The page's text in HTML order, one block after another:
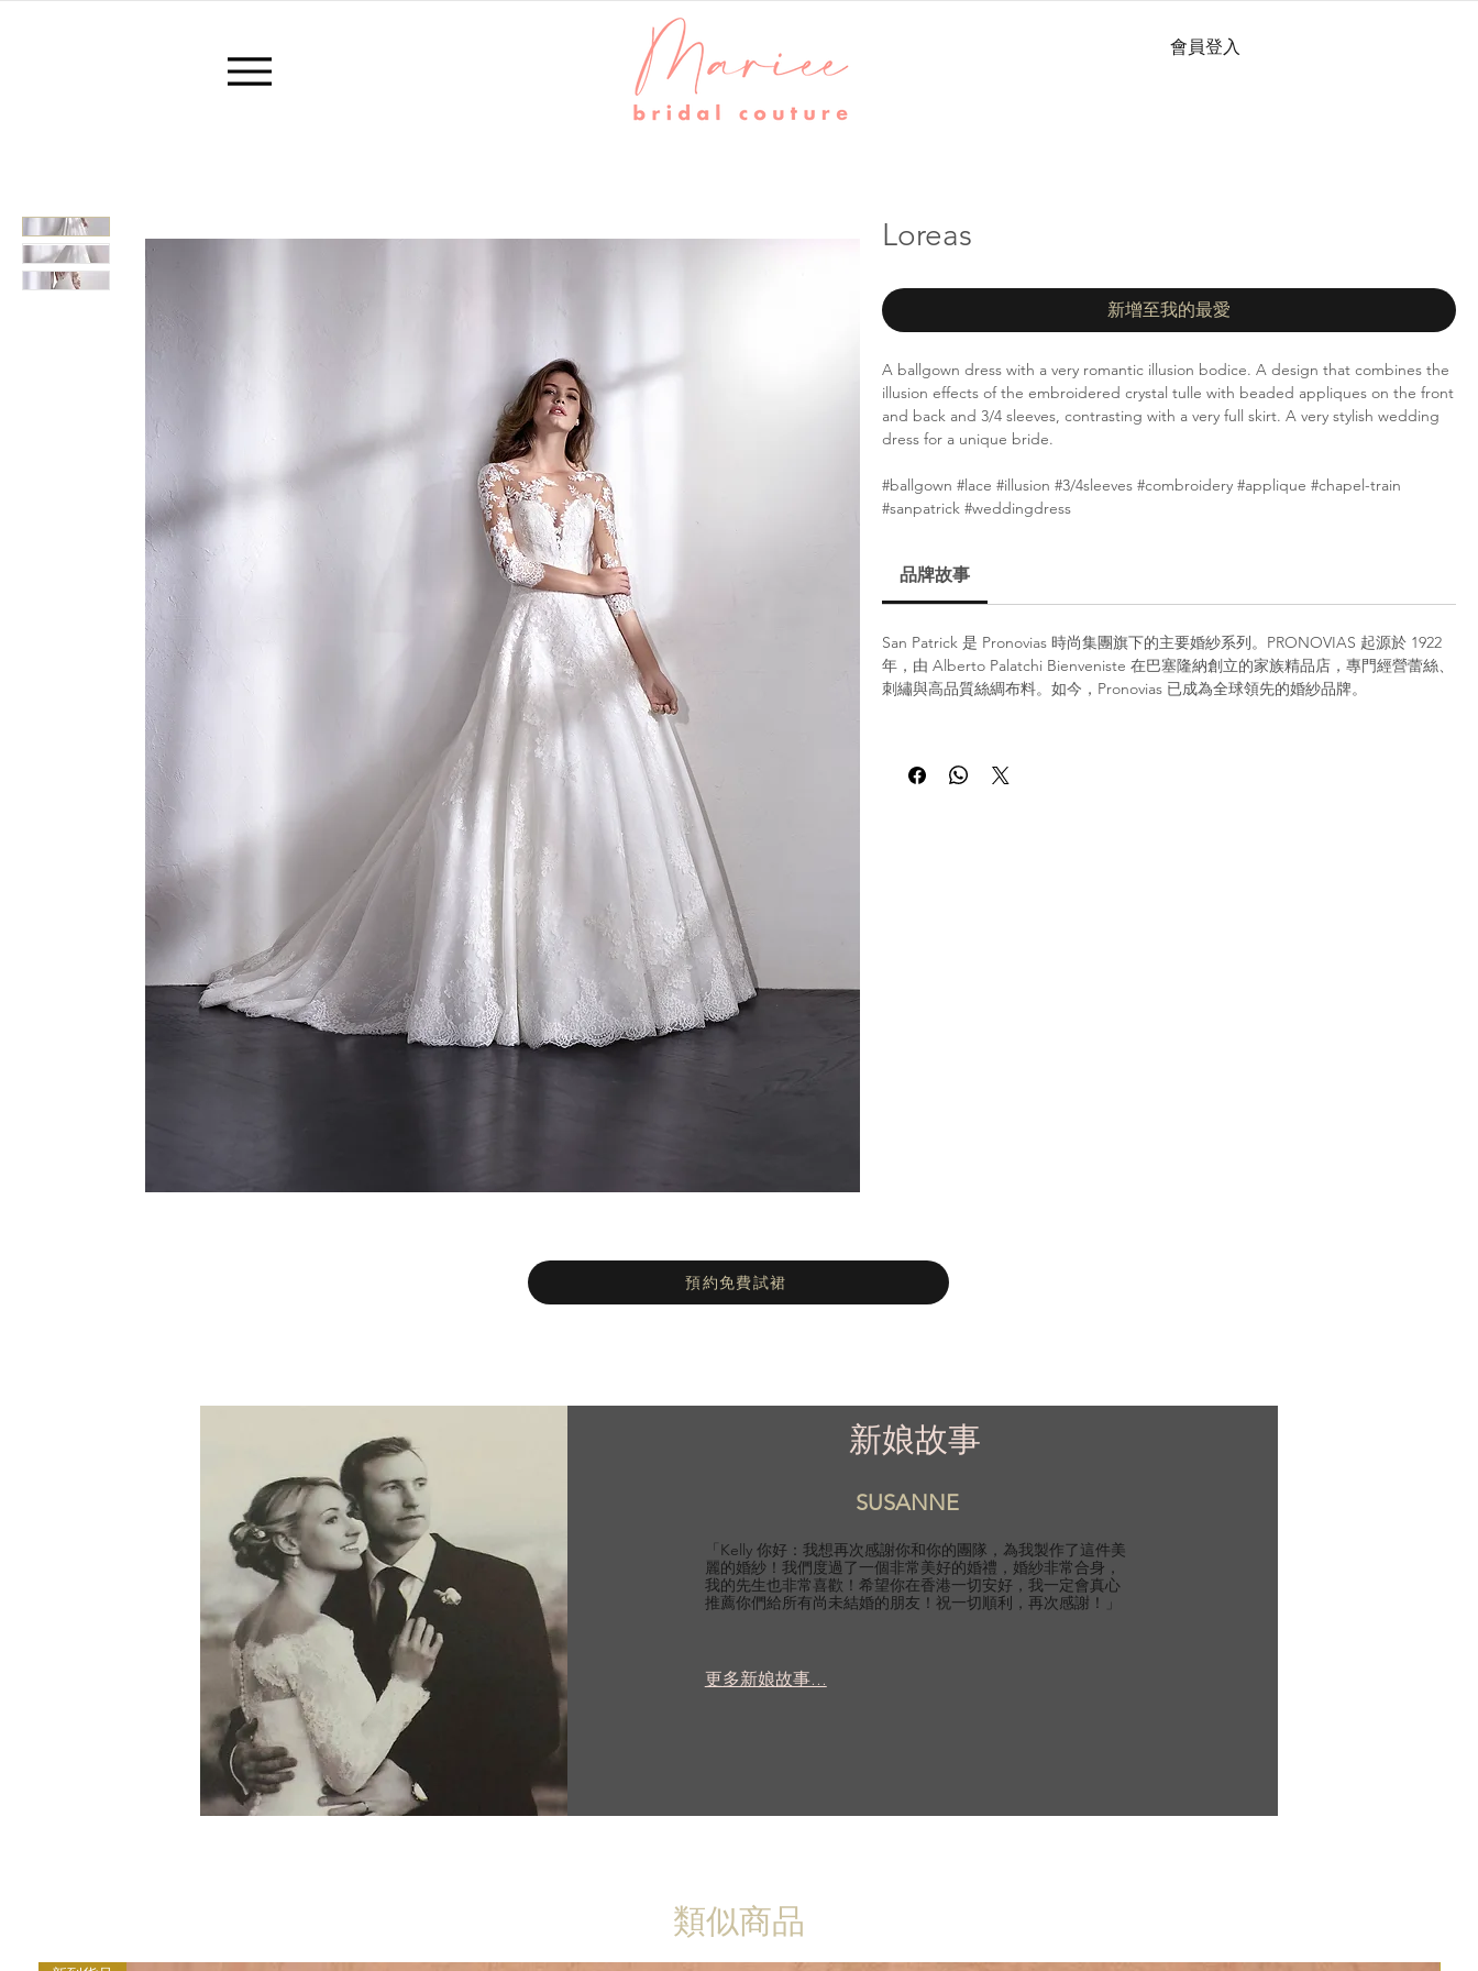
會員登入
Loreas
新增至我的最愛
A ballgown dress with a very romantic illusion bodice. A design that combines the
illusion effects of the embroidered crystal tulle with beaded appliques on the front
and back and 3/4 sleeves, contrasting with a very full skirt. A very stylish wedding
dress for a unique bride.
#ballgown #lace #illusion #3/4sleeves #combroidery #applique #chapel-train
#sanpatrick #weddingdress
品牌故事
San Patrick 是 Pronovias 時尚集團旗下的主要婚紗系列。PRONOVIAS 起源於 1922
年，由 Alberto Palatchi Bienveniste 在巴塞隆納創立的家族精品店，專門經營蕾絲、
刺繡與高品質絲綢布料。如今，Pronovias 已成為全球領先的婚紗品牌。
預約免費試裙
新娘故事
SUSANNE
「Kelly 你好：我想再次感謝你和你的團隊，為我製作了這件美
麗的婚紗！我們度過了一個非常美好的婚禮，婚紗非常合身，
我的先生也非常喜歡！希望你在香港一切安好，我一定會真心
推薦你們給所有尚未結婚的朋友！祝一切順利，再次感謝！」
更多新娘故事...
類似商品